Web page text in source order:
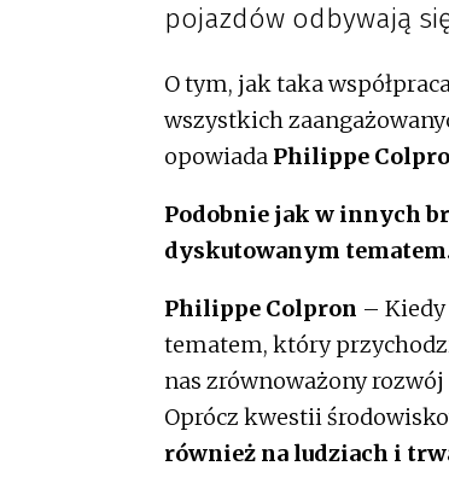
pojazdów odbywają
O tym, jak taka
wszystkich
opowiada Philippe
Podobnie jak w innych
dyskutowanym
Philippe Colpron –
tematem, który
nas zrównoważony
Oprócz kwestii
również na ludziach i